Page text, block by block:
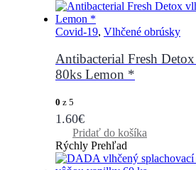
Covid-19, Vlhčené obrúsky
Antibacterial Fresh
80ks Lemon *
0 z 5
1.60€
Pridať do košíka
Rýchly Prehľad